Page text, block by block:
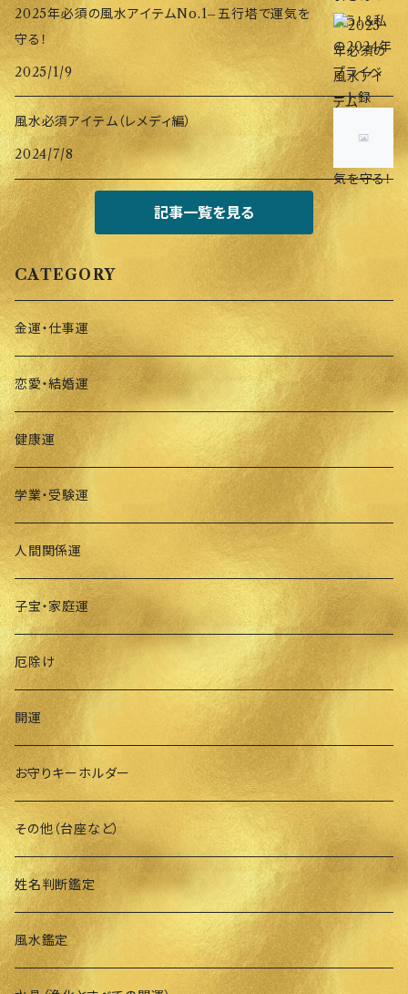
2025年必須の風水アイテムNo.1–五行塔で運気を
守る！
2025/1/9
風水必須アイテム（レメディ編）
2024/7/8
記事一覧を見る
CATEGORY
金運・仕事運
恋愛・結婚運
健康運
学業・受験運
人間関係運
子宝・家庭運
厄除け
開運
お守りキーホルダー
その他（台座など）
姓名判断鑑定
風水鑑定